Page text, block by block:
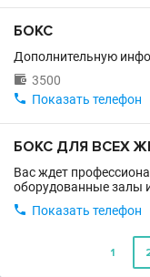
БОКС
Дополнительную
 3500
 Показать телефон
БОКС ДЛЯ ВСЕХ
Вас ждет
оборудованные залы
 Показать телефон
1